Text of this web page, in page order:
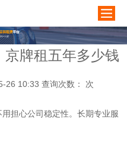
牌租五年多少钱
26 10:33 查询次数： 次
担心公司稳定性。长期专业服